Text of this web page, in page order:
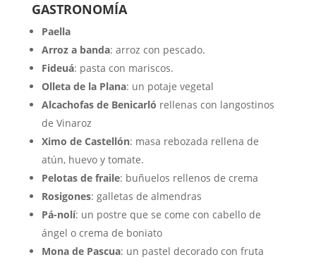
GASTRONOMÍA
Paella
Arroz a banda: arroz con pescado.
Fideuá: pasta con mariscos.
Olleta de la Plana: un potaje vegetal
Alcachofas de Benicarló rellenas con langostinos
de Vinaroz
Ximo de Castellón: masa rebozada rellena de
atún, huevo y tomate.
Pelotas de fraile: buñuelos rellenos de crema
Rosigones: galletas de almendras
Pá-nolí: un postre que se come con cabello de
ángel o crema de boniato
Mona de Pascua: un pastel decorado con fruta